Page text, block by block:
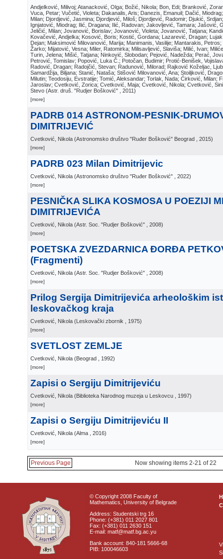
Andjelković, Milivoj; Atanacković, Olga; Božić, Nikola; Bon, Edi; Branković,
Vuca, Petar; Vučetić, Violeta; Dakanalis, Aris; Danezis, Emanuil; Dačić,
Milan; Djordjević, Jasmina; Djordjević, Miloš; Djordjević, Radomir; Djukić,
Ignjatović, Miodrag; Ilić, Dragana; Ilić, Radovan; Jakovljević, Tamara; Jašović,
Jeličić, Milan; Jovanović, Borislav; Jovanović, Violeta; Jovanović, Tatjana;
Kovačević, Andjelka; Kosović, Boris; Kostić, Gordana; Lazarević, Dragan;
Dejan; Maksimović Milovanović, Marija; Manimanis, Vasilije; Mantarakis,
Žarko; Mijatović, Vesna; Miler, Ratomirka; Milisavljević, Slaviša; Milić, Ivan;
Turin, Jelena; Mišić, Tatjana; Ninković, Slobodan; Pejović, Nadežda; Perać,
Petrović, Tomislav; Popović, Luka Č.; Potočan, Budimir; Protić-Benišek,
Radović, Dragan; Radojčić, Stevan; Radunović, Milorad; Rajković Koželjac,
Samardžija, Biljana; Stanić, Nataša; Stišović Milovanović, Ana; Stoiljković,
Milutin; Teodosiju, Evstratije; Tomić, Aleksandar; Torlak, Nada; Ćirković, Milan;
Jaroslav; Cvetković, Zorica; Cvetković, Maja; Cvetković, Nikola; Cvetković,
Stevo (Astr. druš. "Rudjer Bošković" , 2011)
[more]
PADRB 014 ASTRONOM-PESNIK-
DIMITRIJEVIĆ
Cvetković, Nikola (Astronomsko društvo "Ruđer Bošković" Beograd , 2015)
[more]
PADRB 023 Milan Dimitrijevic
Cvetković, Nikola (Astronomsko društvo "Ruđer Bošković" , 2022)
[more]
PESNIČKA SLIKA KOSMOSA U POEZIJI
DIMITRIJEVIĆA
Cvetković, Nikola (Astr. Soc. "Rudjer Bošković" , 2008)
[more]
POETSKA ZVEZDARNICA ĐORĐA
(Fragmenti)
Cvetković, Nikola (Astr. Soc. "Rudjer Bošković" , 2008)
[more]
Prilog Sergija Dimitrijevića arheološkim
leskovačkog kraja
Cvetković, Nikola (Leskovački zbornik , 1975)
[more]
SVETLOST ZEMLJE
Cvetković, Nikola (Beograd , 1992)
[more]
Zapisi o Sergiju Dimitrijeviću
Cvetković, Nikola (Biblioteka Narodnog muzeja u Leskovcu , 1997)
[more]
Zapisi o Sergiju Dimitrijeviću II
Cvetković, Nikola (Alma , 2016)
[more]
Previous Page Now showing items 2-21 of 22
© Copyright 2008 Faculty of
Mathematics, University of Belgrade
Address: Studentski trg 16
Phone: (+381) 011 2027 801
Fax: (+381) 011 2630 151
E-mail: matf@matf.bg.ac.yu
Bank account: 840-181 5666-68
PIB: 100046603